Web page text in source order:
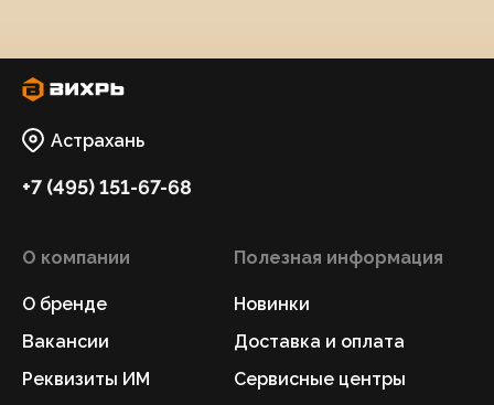
Астрахань
+7 (495) 151-67-68
О компании
О бренде
Вакансии
Реквизиты ИМ
Полезная информация
Новинки
Доставка и оплата
Сервисные центры